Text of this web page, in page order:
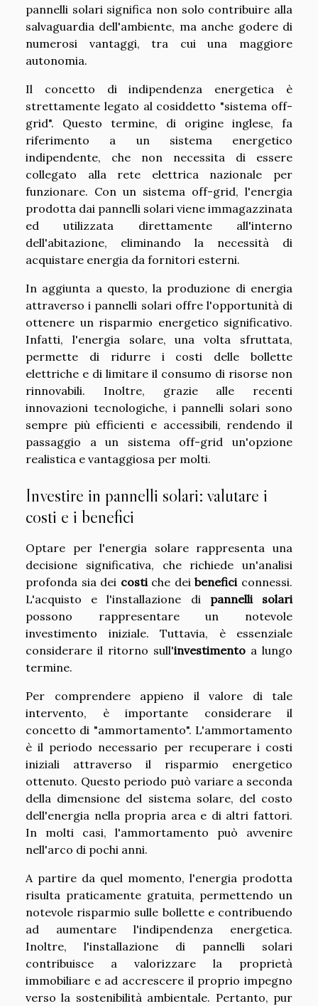
pannelli solari significa non solo contribuire alla
salvaguardia dell'ambiente, ma anche godere di
numerosi vantaggi, tra cui una maggiore
autonomia.
Il concetto di indipendenza energetica è
strettamente legato al cosiddetto "sistema off-
grid". Questo termine, di origine inglese, fa
riferimento a un sistema energetico
indipendente, che non necessita di essere
collegato alla rete elettrica nazionale per
funzionare. Con un sistema off-grid, l'energia
prodotta dai pannelli solari viene immagazzinata
ed utilizzata direttamente all'interno
dell'abitazione, eliminando la necessità di
acquistare energia da fornitori esterni.
In aggiunta a questo, la produzione di energia
attraverso i pannelli solari offre l'opportunità di
ottenere un risparmio energetico significativo.
Infatti, l'energia solare, una volta sfruttata,
permette di ridurre i costi delle bollette
elettriche e di limitare il consumo di risorse non
rinnovabili. Inoltre, grazie alle recenti
innovazioni tecnologiche, i pannelli solari sono
sempre più efficienti e accessibili, rendendo il
passaggio a un sistema off-grid un'opzione
realistica e vantaggiosa per molti.
Investire in pannelli solari: valutare i
costi e i benefici
Optare per l'energia solare rappresenta una
decisione significativa, che richiede un'analisi
profonda sia dei costiche deibeneficiconnessi.
L'acquisto e l'installazione di pannelli solari
possono rappresentare un notevole
investimento iniziale. Tuttavia, è essenziale
considerare il ritorno sull'investimento a lungo
termine.
Per comprendere appieno il valore di tale
intervento, è importante considerare il
concetto di "ammortamento". L'ammortamento
è il periodo necessario per recuperare i costi
iniziali attraverso il risparmio energetico
ottenuto. Questo periodo può variare a seconda
della dimensione del sistema solare, del costo
dell'energia nella propria area e di altri fattori.
In molti casi, l'ammortamento può avvenire
nell'arco di pochi anni.
A partire da quel momento, l'energia prodotta
risulta praticamente gratuita, permettendo un
notevole risparmio sulle bollette e contribuendo
ad aumentare l'indipendenza energetica.
Inoltre, l'installazione di pannelli solari
contribuisce a valorizzare la proprietà
immobiliare e ad accrescere il proprio impegno
verso la sostenibilità ambientale. Pertanto, pur